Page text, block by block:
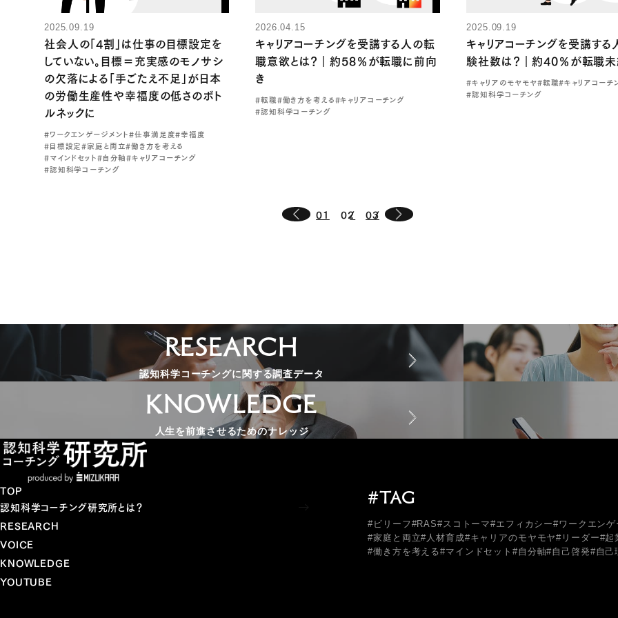
2025.09.19
社会人の「4割」は仕事の目標設定を
していない。目標＝充実感のモノサシ
の欠落による「手ごたえ不足」が日本
の労働生産性や幸福度の低さのボト
ルネックに
#ワークエンゲージメント#仕事満足度#幸福度
#目標設定#家庭と両立#働き方を考える
#マインドセット#自分軸#キャリアコーチング
#認知科学コーチング
2026.04.15
キャリアコーチングを受講する人の転
職意欲とは？｜約58％が転職に前向
き
#転職#働き方を考える#キャリアコーチング
#認知科学コーチング
2025.09.19
キャリアコーチングを受講する
験社数は？｜約40％が転職
#キャリアのモヤモヤ#転職#キャリアコーチ
#認知科学コーチング
01 02 03
RESEARCH
認知科学コーチングに関する調査データ
KNOWLEDGE
人生を前進させるためのナレッジ
TOP
認知科学コーチング研究所とは？
RESEARCH
VOICE
KNOWLEDGE
YOUTUBE
#TAG
#ビリーフ#RAS#スコトーマ#エフィカシー#ワークエン
#家庭と両立#人材育成#キャリアのモヤモヤ#リーダー#起
#働き方を考える#マインドセット #自分軸#自己啓発#自己